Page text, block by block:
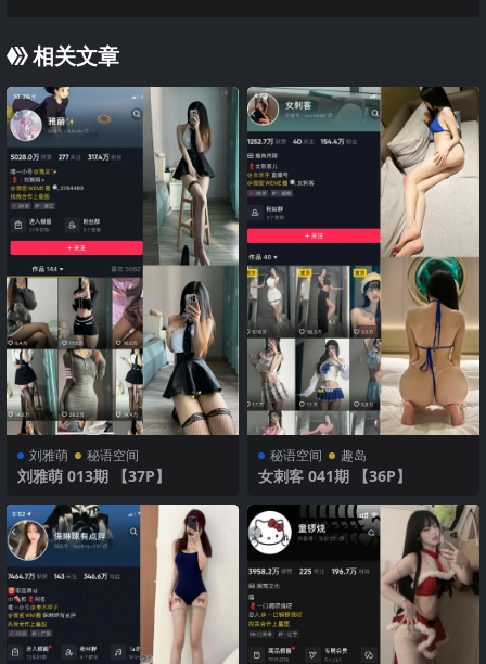
相关文章
刘雅萌 秘语空间
刘雅萌 013期 【37P】
秘语空间 趣岛
女刺客 041期 【36P】